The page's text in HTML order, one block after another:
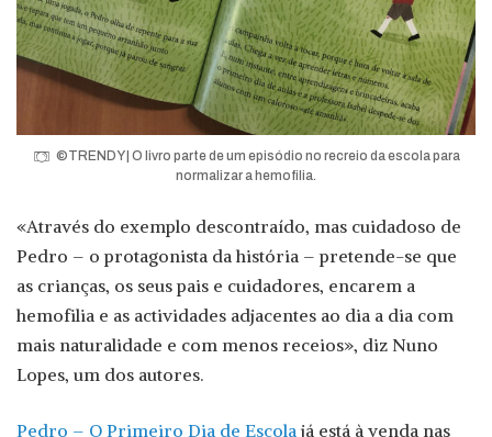
©TRENDY | O livro parte de um episódio no recreio da escola para
normalizar a hemofilia.
«Através do exemplo descontraído, mas cuidadoso de
Pedro – o protagonista da história – pretende-se que
as crianças, os seus pais e cuidadores, encarem a
hemofilia e as actividades adjacentes ao dia a dia com
mais naturalidade e com menos receios», diz Nuno
Lopes, um dos autores.
Pedro – O Primeiro Dia de Escola já está à venda nas